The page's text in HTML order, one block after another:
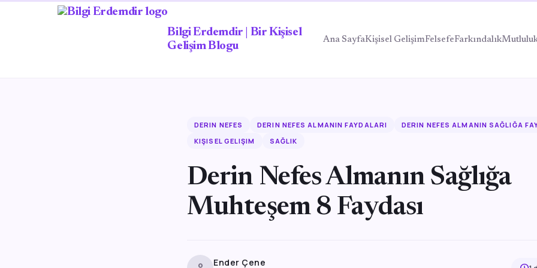
Bilgi Erdemdir | Bir Kişisel
Gelişim Blogu
Ana SayfaKişisel GelişimFelsefeFarkındalık
DERIN NEFES DERIN NEFES ALMANIN FAYDALARI
DERIN NEFES ALMANIN SAĞLIĞA
KIŞISEL GELIŞIM
SAĞLIK
Derin Nefes Almanın Sağlığa
Muhteşem 8 Faydası
Ender Çene